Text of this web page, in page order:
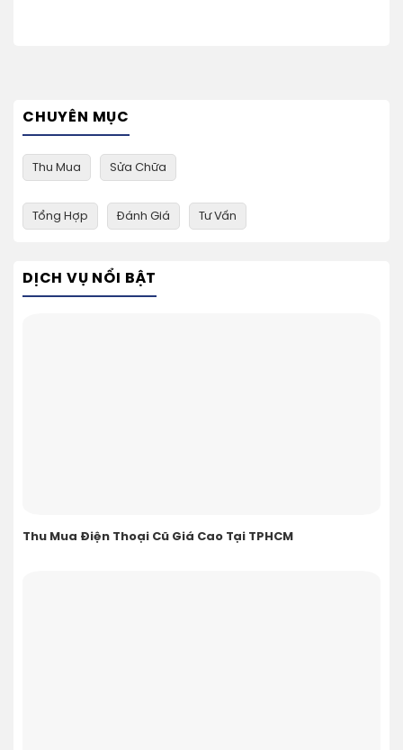
CHUYÊN MỤC
Thu Mua Sửa Chữa
Tổng Hợp Đánh Giá Tư Vấn
DỊCH VỤ NỔI BẬT
Thu Mua Điện Thoại Cũ Giá Cao Tại TPHCM